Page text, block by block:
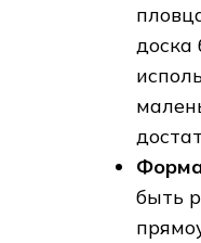
доска
быть